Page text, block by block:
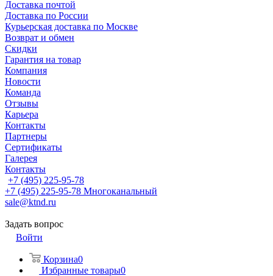
Доставка почтой
Доставка по России
Курьерская доставка по Москве
Возврат и обмен
Скидки
Гарантия на товар
Компания
Новости
Команда
Отзывы
Карьера
Контакты
Партнеры
Сертификаты
Галерея
Контакты
+7 (495) 225-95-78
+7 (495) 225-95-78 Многоканальный
sale@ktnd.ru
Задать вопрос
Войти
Корзина0
Избранные товары0